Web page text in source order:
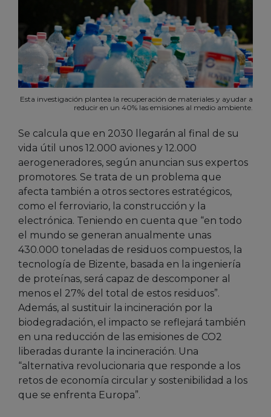
Esta investigación plantea la recuperación de materiales y ayudar a
reducir en un 40% las emisiones al medio ambiente.
Se calcula que en 2030 llegarán al final de su
vida útil unos 12.000 aviones y 12.000
aerogeneradores, según anuncian sus expertos
promotores. Se trata de un problema que
afecta también a otros sectores estratégicos,
como el ferroviario, la construcción y la
electrónica. Teniendo en cuenta que “en todo
el mundo se generan anualmente unas
430.000 toneladas de residuos compuestos, la
tecnología de Bizente, basada en la ingeniería
de proteínas, será capaz de descomponer al
menos el 27% del total de estos residuos”.
Además, al sustituir la incineración por la
biodegradación, el impacto se reflejará también
en una reducción de las emisiones de CO2
liberadas durante la incineración. Una
“alternativa revolucionaria que responde a los
retos de economía circular y sostenibilidad a los
que se enfrenta Europa”.